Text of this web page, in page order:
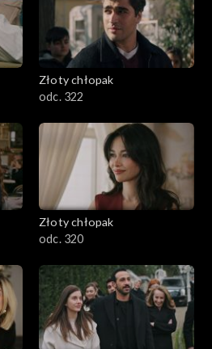
Złoty chłopak
odc. 322
Złoty chłopak
odc. 320